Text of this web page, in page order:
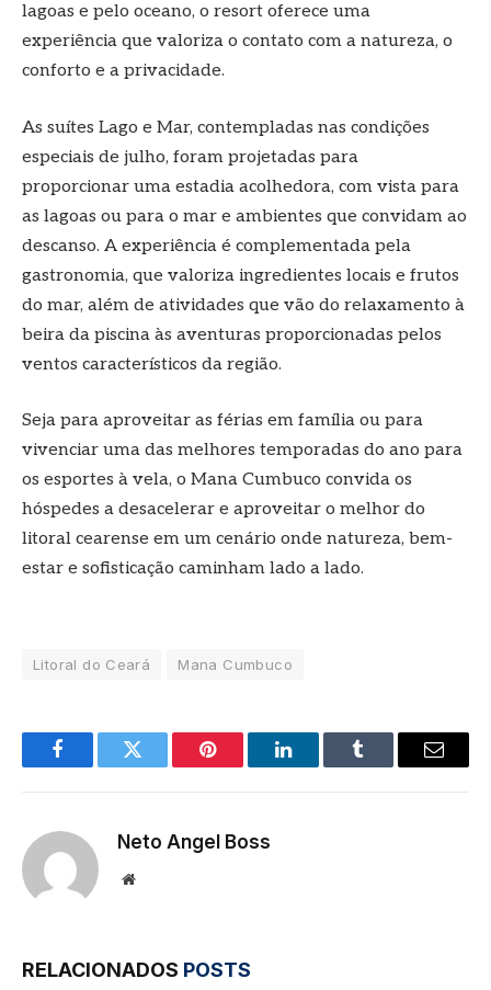
lagoas e pelo oceano, o resort oferece uma
experiência que valoriza o contato com a natureza, o
conforto e a privacidade.
As suítes Lago e Mar, contempladas nas condições
especiais de julho, foram projetadas para
proporcionar uma estadia acolhedora, com vista para
as lagoas ou para o mar e ambientes que convidam ao
descanso. A experiência é complementada pela
gastronomia, que valoriza ingredientes locais e frutos
do mar, além de atividades que vão do relaxamento à
beira da piscina às aventuras proporcionadas pelos
ventos característicos da região.
Seja para aproveitar as férias em família ou para
vivenciar uma das melhores temporadas do ano para
os esportes à vela, o Mana Cumbuco convida os
hóspedes a desacelerar e aproveitar o melhor do
litoral cearense em um cenário onde natureza, bem-
estar e sofisticação caminham lado a lado.
Litoral do Ceará Mana Cumbuco
FacebookTwitter Pinterest LinkedInTumblr
E-
Neto Angel Boss
Site
RELACIONADOS POSTS